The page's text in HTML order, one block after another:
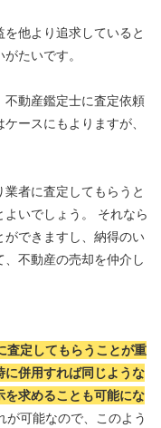
他より追求していると
たいです。
不動産鑑定士に査定依頼
ースにもよりますが、
者に査定してもらうと
いでしょう。 それなら
ができますし、納得のい
不動産の売却を仲介し
査定してもらうことが重
併用すれば同じような
求めることも可能にな
が可能なので、このよう